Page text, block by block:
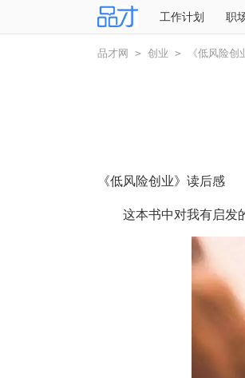
工作计划 职
品才网 > 创业 > 《低风险
《低风险创业》读后感
这本书中对我有启发